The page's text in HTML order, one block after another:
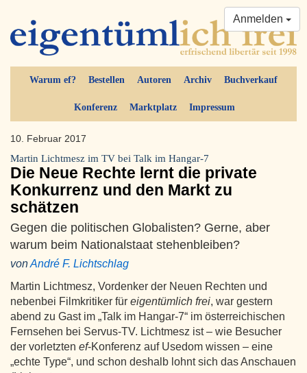
Warum ef? Bestellen Autoren Archiv Buchverkauf
Konferenz Marktplatz Impressum
Anmelden
10. Februar 2017
Martin Lichtmesz im TV bei Talk im Hangar-7
Die Neue Rechte lernt die private
Konkurrenz und den Markt zu
schätzen
Gegen die politischen Globalisten? Gerne, aber
warum beim Nationalstaat stehenbleiben?
vonAndré F. Lichtschlag
Martin Lichtmesz, Vordenker der Neuen Rechten und
nebenbei Filmkritiker für eigentümlich frei, war gestern
abend zu Gast im „Talk im Hangar-7“ im österreichischen
Fernsehen bei Servus-TV. Lichtmesz ist – wie Besucher
der vorletzten ef-Konferenz auf Usedom wissen – eine
„echte Type“, und schon deshalb lohnt sich das Anschauen